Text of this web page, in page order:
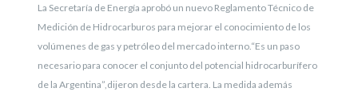
La Secretaría de Energía aprobó un nuevo Reglamento Técnico de
Medición de Hidrocarburos para mejorar el conocimiento de los
volúmenes de gas y petróleo del mercado interno.“Es un paso
necesario para conocer el conjunto del potencial hidrocarburífero
de la Argentina”,dijeron desde la cartera. La medida además